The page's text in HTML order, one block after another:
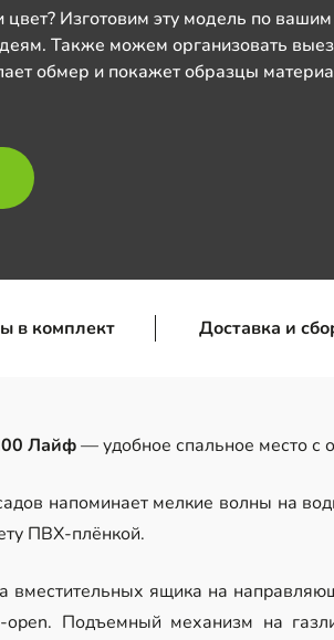
Изготовим эту модель по
Также можем организовать
обмер и покажет образцы
в комплект Доставка и
Лайф— удобное спальное место с
напоминает мелкие волны на
ПВХ-плёнкой.
вместительных ящика на
Подъемный механизм на